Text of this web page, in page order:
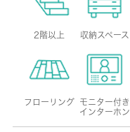
2階以上 収納スペース
フローリング
モニター付き
インターホン